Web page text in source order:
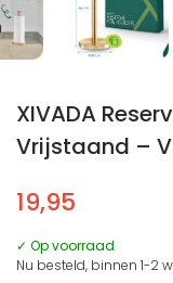
XIVADA
Vrijstaand –
19,95
✓ Op voorraad
Nu besteld, binnen 1-2